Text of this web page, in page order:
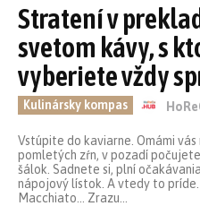
Stratení v
svetom kávy, s
vyberiete vždy
Kulinársky kompas
Vstúpite do kaviarne. Omámi
pomletých zŕn, v pozadí
šálok. Sadnete si, plní
nápojový lístok. A vtedy to
Macchiato... Zrazu...